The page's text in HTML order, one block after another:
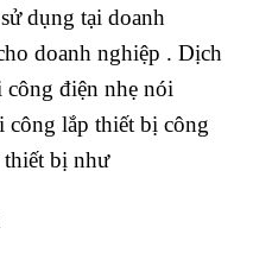
dụng tại doanh
doanh nghiệp . Dịch
điện nhẹ nói
công lắp thiết bị công
bị như